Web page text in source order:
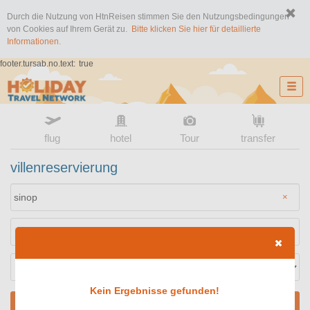
Durch die Nutzung von HtnReisen stimmen Sie den Nutzungsbedingungen
von Cookies auf Ihrem Gerät zu.
Bitte klicken Sie hier für detaillierte
Informationen.
footer.tursab.no.text: true
flug hotel Tour transfer
villenreservierung
×
Kein Ergebnisse gefunden!